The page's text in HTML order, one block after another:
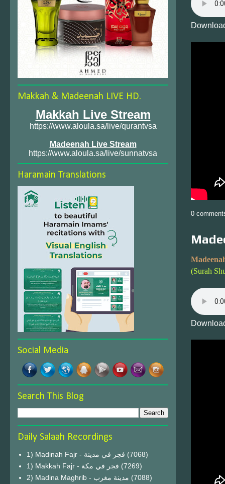
0
(Surah
Makkah & Madeenah LIVE HD.
Makkah Live Stream
https://www.aloula.sa/live/qurantvsa
Madeenah Live Stream
https://www.aloula.sa/live/sunnatvsa
Haramain Translations
Social Media
Search This Blog
Daily Salaah Recordings
1) Madinah Fajr - فجر في مدينة (7068)
1) Makkah Fajr - فجر في مكة (7269)
2) Madina Maghrib - مدينة مغرب (7088)